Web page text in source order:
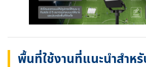
พื้นที่ใช้งานที่แนะนำสำห